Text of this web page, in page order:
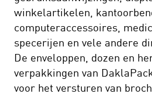
winkelartikelen,
computeraccessoires,
specerijen en vele andere
De enveloppen, dozen en
verpakkingen van
voor het versturen van